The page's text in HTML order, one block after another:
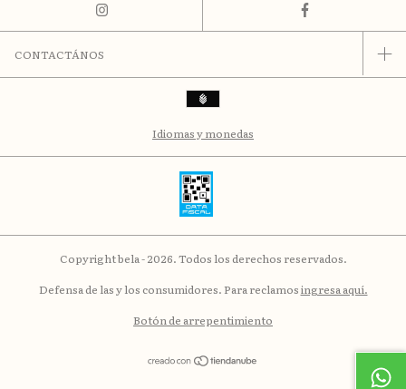
CONTACTÁNOS
Idiomas y monedas
Copyright bela - 2026. Todos los derechos reservados.
Defensa de las y los consumidores. Para reclamosingresa aquí.
Botón de arrepentimiento